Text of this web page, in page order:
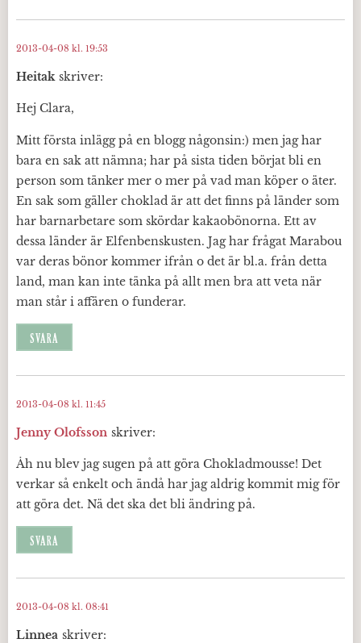
Heitak skriver:
2013-04-08 kl. 19:53
Hej Clara,
Mitt första inlägg på en blogg någonsin:) men jag har
bara en sak att nämna; har på sista tiden börjat bli en
person som tänker mer o mer på vad man köper o äter.
En sak som gäller choklad är att det finns på länder som
har barnarbetare som skördar kakaobönorna. Ett av
dessa länder är Elfenbenskusten. Jag har frågat Marabou
var deras bönor kommer ifrån o det är bl.a. från detta
land, man kan inte tänka på allt men bra att veta när
man står i affären o funderar.
SVARA
Jenny Olofsson skriver:
2013-04-08 kl. 11:45
Åh nu blev jag sugen på att göra Chokladmousse! Det
verkar så enkelt och ändå har jag aldrig kommit mig för
att göra det. Nä det ska det bli ändring på.
SVARA
Linnea skriver:
2013-04-08 kl. 08:41